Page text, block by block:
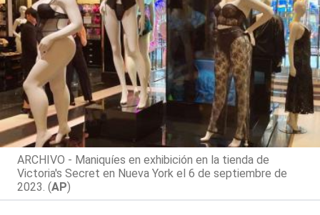
ARCHIVO - Maniquíes en exhibición en la tienda de
Victoria's Secret en Nueva York el 6 de septiembre de
2023. (AP)